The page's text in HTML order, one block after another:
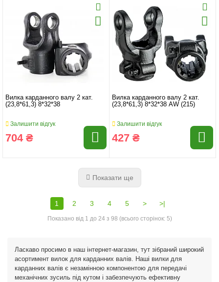
Вилка карданного валу 2 кат.
(23,8*61,3) 8*32*38
Залишити відгук
704 ₴
Вилка карданного валу 2 кат.
(23,8*61,3) 8*32*38 AW (215)
Залишити відгук
427 ₴
Показати ще
1 2 3 4 5 > >|
Показано від 1 до 24 з 98 (всього сторінок: 5)
Ласкаво просимо в наш інтернет-магазин, тут зібраний широкий
асортимент вилок для карданних валів. Наші вилки для
карданних валів є незамінною компонентою для передачі
механічних зусиль під кутом і забезпечують ефективну